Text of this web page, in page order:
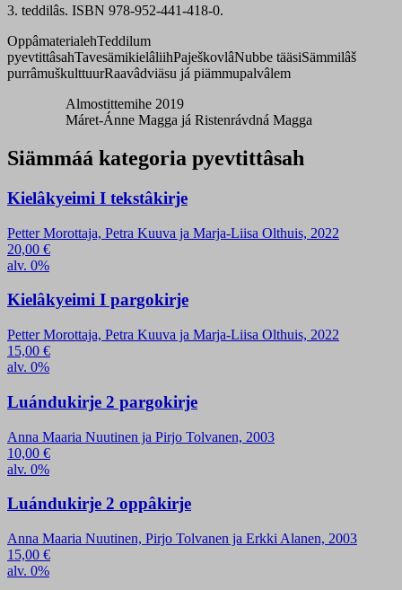
3. teddilâs. ISBN 978-952-441-418-0.
OppâmaterialehTeddilum
pyevtittâsahTavesämikielâliihPaješkovlâNubbe tääsiSämmilâš
purrâmuškulttuurRaavâdviäsu já piämmupalvâlem
Almostittemihe 2019
Máret-Ánne Magga já Ristenrávdná Magga
Siämmáá kategoria pyevtittâsah
Kielâkyeimi I tekstâkirje
Petter Morottaja, Petra Kuuva ja Marja-Liisa Olthuis, 2022
20,00 €
alv. 0%
Kielâkyeimi I pargokirje
Petter Morottaja, Petra Kuuva ja Marja-Liisa Olthuis, 2022
15,00 €
alv. 0%
Luándukirje 2 pargokirje
Anna Maaria Nuutinen ja Pirjo Tolvanen, 2003
10,00 €
alv. 0%
Luándukirje 2 oppâkirje
Anna Maaria Nuutinen, Pirjo Tolvanen ja Erkki Alanen, 2003
15,00 €
alv. 0%